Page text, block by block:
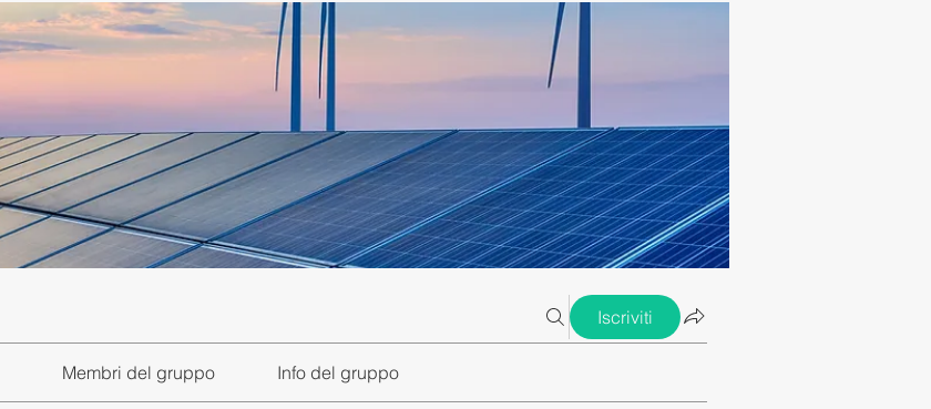
Iscriviti
Membri del gruppo Info del gruppo